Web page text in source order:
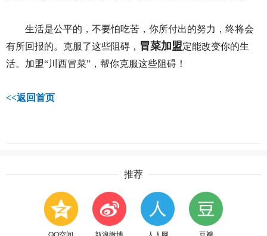
生活是公平的，不要怕吃苦，你所付出的努力，终将会
有所回报的。克服了这些阻碍， 冒菜加盟定能改变你的生
活。加盟“川西冒菜”，帮你克服这些阻碍！
<<返回首页
推荐
QQ空间 新浪微博 人人网 豆瓣